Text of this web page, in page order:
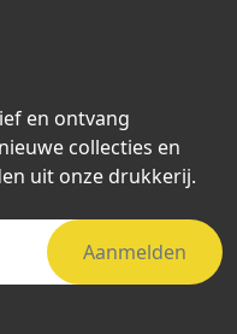
en ontvang
collecties en
uit onze drukkerij.
Aanmelden